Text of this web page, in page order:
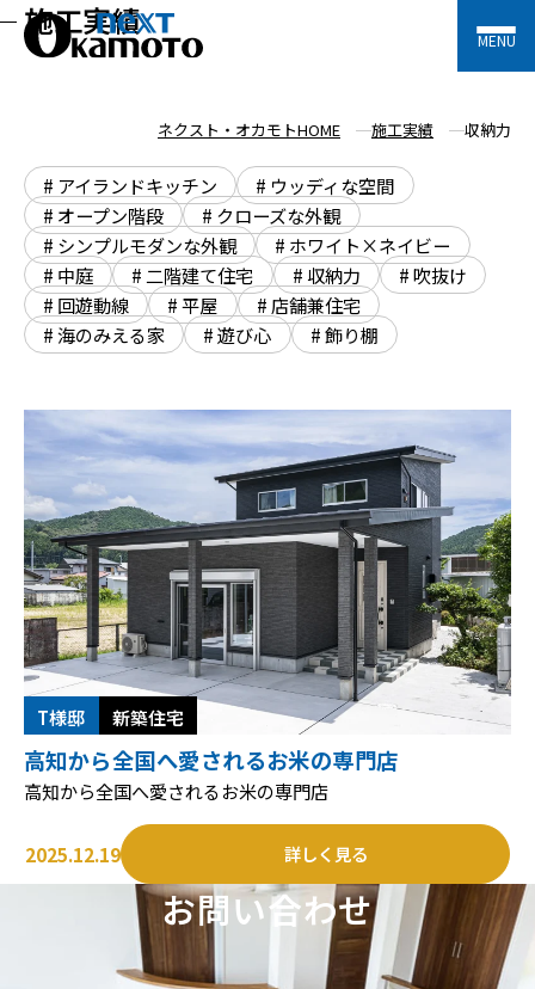
MENU
施工実績
ネクスト・オカモトHOME 施工実績 収納力
# アイランドキッチン
# ウッディな空間
# オープン階段
# クローズな外観
# シンプルモダンな外観
# ホワイト×ネイビー
# 中庭
# ⼆階建て住宅 # 収納力
# 吹抜け
# 回遊動線
# 平屋
# 店舗兼住宅
# 海のみえる家
# 遊び心 # 飾り棚
T様邸 新築住宅
高知から全国へ愛されるお米の専門店
高知から全国へ愛されるお米の専門店
2025.12.19 詳しく見る
お問い合わせ